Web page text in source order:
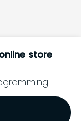
store